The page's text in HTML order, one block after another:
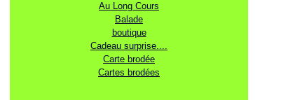
Au Long Cours
Balade
boutique
Cadeau surprise....
Carte brodée
Cartes brodées